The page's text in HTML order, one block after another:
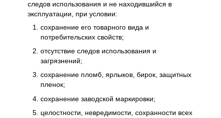
следов использования и не находившийся в
эксплуатации, при условии:
сохранение его товарного вида и
потребительских свойств;
отсутствие следов использования и
загрязнений;
сохранение пломб, ярлыков, бирок, защитных
пленок;
сохранение заводской маркировки;
целостности, невредимости, сохранности всех